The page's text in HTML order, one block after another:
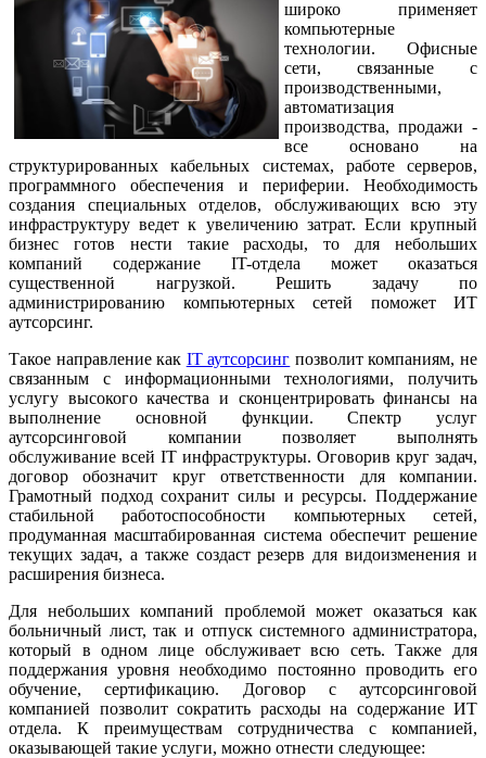
широко применяет
компьютерные
технологии. Офисные
сети, связанные с
производственными,
автоматизация
производства, продажи -
все основано на
структурированных кабельных системах, работе серверов,
программного обеспечения и периферии. Необходимость
создания специальных отделов, обслуживающих всю эту
инфраструктуру ведет к увеличению затрат. Если крупный
бизнес готов нести такие расходы, то для небольших
компаний содержание IT-отдела может оказаться
существенной нагрузкой. Решить задачу по
администрированию компьютерных сетей поможет ИТ
аутсорсинг.
Такое направление как IT аутсорсинг позволит компаниям, не
связанным с информационными технологиями, получить
услугу высокого качества и сконцентрировать финансы на
выполнение основной функции. Спектр услуг
аутсорсинговой компании позволяет выполнять
обслуживание всей IT инфраструктуры. Оговорив круг задач,
договор обозначит круг ответственности для компании.
Грамотный подход сохранит силы и ресурсы. Поддержание
стабильной работоспособности компьютерных сетей,
продуманная масштабированная система обеспечит решение
текущих задач, а также создаст резерв для видоизменения и
расширения бизнеса.
Для небольших компаний проблемой может оказаться как
больничный лист, так и отпуск системного администратора,
который в одном лице обслуживает всю сеть. Также для
поддержания уровня необходимо постоянно проводить его
обучение, сертификацию. Договор с аутсорсинговой
компанией позволит сократить расходы на содержание ИТ
отдела. К преимуществам сотрудничества с компанией,
оказывающей такие услуги, можно отнести следующее: